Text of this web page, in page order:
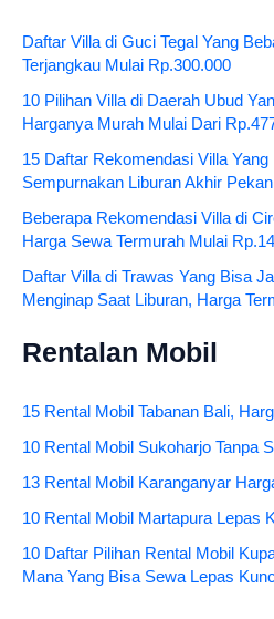
Daftar Villa di Guci Tegal Yang
Terjangkau Mulai Rp.300.000
10 Pilihan Villa di Daerah Ubud
Harganya Murah Mulai Dari
15 Daftar Rekomendasi Villa
Sempurnakan Liburan Akhir Pekan
Beberapa Rekomendasi Villa di
Harga Sewa Termurah Mulai
Daftar Villa di Trawas Yang Bisa
Menginap Saat Liburan, Harga
Rentalan Mobil
15 Rental Mobil Tabanan Bali,
10 Rental Mobil Sukoharjo Tanpa
13 Rental Mobil Karanganyar
10 Rental Mobil Martapura Lepas
10 Daftar Pilihan Rental Mobil
Mana Yang Bisa Sewa Lepas